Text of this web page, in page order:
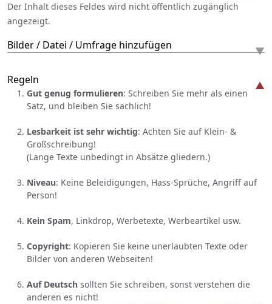
Der Inhalt dieses Feldes wird nicht öffentlich zugänglich
angezeigt.
Bilder / Datei / Umfrage hinzufügen
Regeln
Gut genug formulieren: Schreiben Sie mehr als einen
Satz, und bleiben Sie sachlich!
Lesbarkeit ist sehr wichtig: Achten Sie auf Klein- &
Großschreibung!
(Lange Texte unbedingt in Absätze gliedern.)
Niveau: Keine Beleidigungen, Hass-Sprüche, Angriff auf
Person!
Kein Spam, Linkdrop, Werbetexte, Werbeartikel usw.
Copyright: Kopieren Sie keine unerlaubten Texte oder
Bilder von anderen Webseiten!
Auf Deutsch sollten Sie schreiben, sonst verstehen die
anderen es nicht!